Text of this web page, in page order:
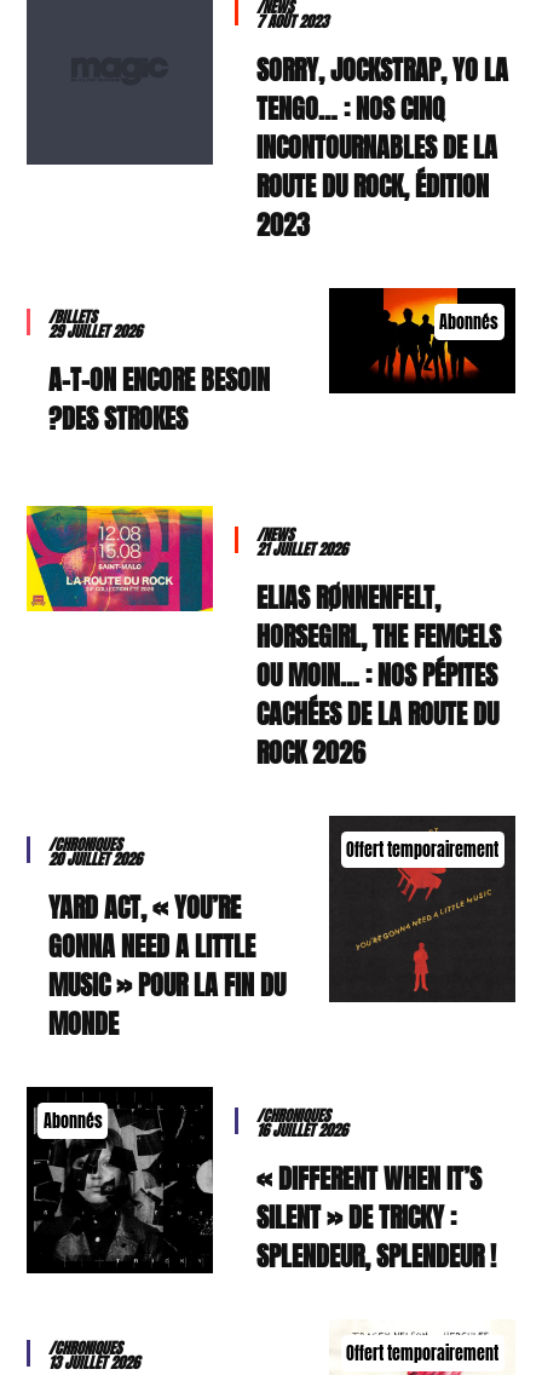
/NEWS
7 AOÛT 2023
SORRY, JOCKSTRAP, YO LA
TENGO… : NOS CINQ
INCONTOURNABLES DE LA
ROUTE DU ROCK, ÉDITION
2023
Abonnés
/BILLETS
29 JUILLET 2026
A-T-ON ENCORE BESOIN
DES STROKES?
/NEWS
21 JUILLET 2026
ELIAS RØNNENFELT,
HORSEGIRL, THE FEMCELS
OU MOIN… : NOS PÉPITES
CACHÉES DE LA ROUTE DU
ROCK 2026
Offert temporairement
/CHRONIQUES
20 JUILLET 2026
YARD ACT, « YOU’RE
GONNA NEED A LITTLE
MUSIC » POUR LA FIN DU
MONDE
Abonnés /CHRONIQUES
16 JUILLET 2026
« DIFFERENT WHEN IT’S
SILENT » DE TRICKY :
SPLENDEUR, SPLENDEUR !
Offert temporairement
/CHRONIQUES
13 JUILLET 2026